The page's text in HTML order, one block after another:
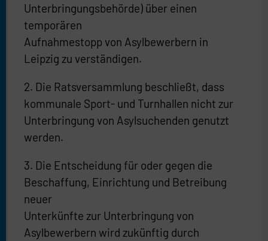
Unterbringungsbehörde) über einen
temporären
Aufnahmestopp von Asylbewerbern in
Leipzig zu verständigen.
2. Die Ratsversammlung beschließt, dass
kommunale Sport- und Turnhallen nicht zur
Unterbringung von Asylsuchenden genutzt
werden.
3. Die Entscheidung für oder gegen die
Beschaffung, Einrichtung und Betreibung
neuer
Unterkünfte zur Unterbringung von
Asylbewerbern wird zukünftig durch